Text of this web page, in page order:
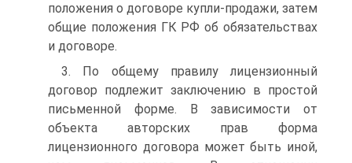
положения о договоре купли-продажи, затем
общие положения ГК РФ об обязательствах
и договоре.
3. По общему правилу лицензионный
договор подлежит заключению в простой
письменной форме. В зависимости от
объекта авторских прав форма
лицензионного договора может быть иной,